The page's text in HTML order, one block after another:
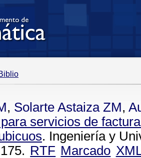
, Solarte Astaiza ZM,
servicios de
. Ingeniería y
RTF Marcado